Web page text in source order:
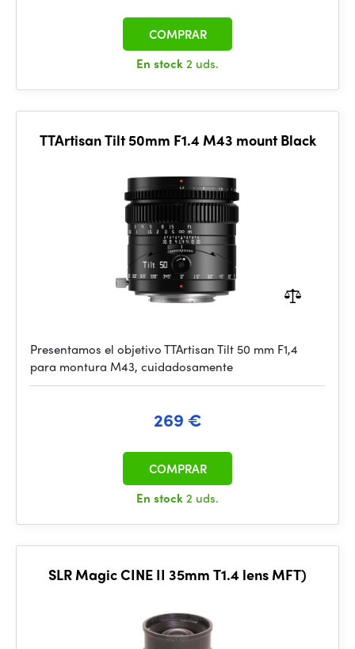
En stock2 uds.
COMPRAR
TTArtisan Tilt 50mm F1.4 M43 mount Black
Presentamos el objetivo TTArtisan Tilt 50 mm F1,4
para montura M43, cuidadosamente
269 €
En stock2 uds.
COMPRAR
SLR Magic CINE II 35mm T1.4 lens MFT)